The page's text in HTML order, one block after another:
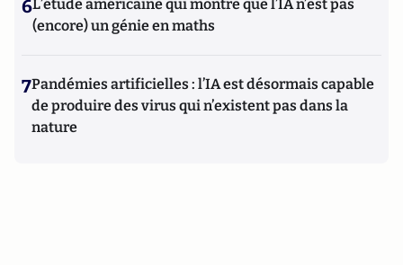
6L’étude américaine qui montre que l’IA n’est pas
(encore) un génie en maths
7Pandémies artificielles : l’IA est désormais capable
de produire des virus qui n’existent pas dans la
nature